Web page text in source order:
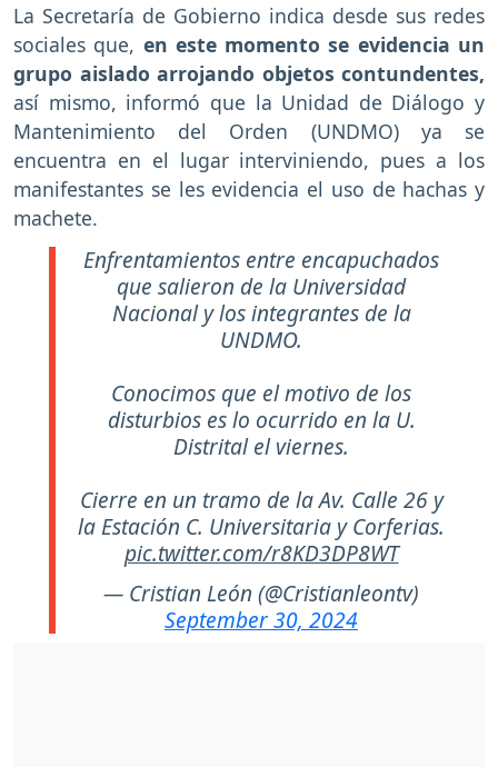
La Secretaría de Gobierno indica desde sus redes
sociales que, en este momento se evidencia un
grupo aislado arrojando objetos contundentes,
así mismo, informó que la Unidad de Diálogo y
Mantenimiento del Orden (UNDMO) ya se
encuentra en el lugar interviniendo, pues a los
manifestantes se les evidencia el uso de hachas y
machete.
Enfrentamientos entre encapuchados
que salieron de la Universidad
Nacional y los integrantes de la
UNDMO.
Conocimos que el motivo de los
disturbios es lo ocurrido en la U.
Distrital el viernes.
Cierre en un tramo de la Av. Calle 26 y
la Estación C. Universitaria y Corferias.
pic.twitter.com/r8KD3DP8WT
— Cristian León (@Cristianleontv)
September 30, 2024